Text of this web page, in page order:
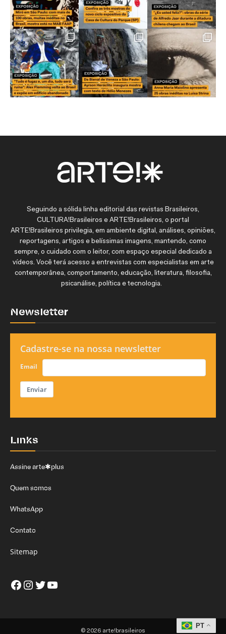
Seguindo a sólida linha editorial das revistas Brasileiros,
CULTURA!Brasileiros e ARTE!Brasileiros, o portal
ARTE!Brasileiros privilegia, em ambiente digital, análises, opiniões,
reportagens, artigos e belíssimas imagens, mantendo, como
sempre, o cuidado com o leitor, com espaço especial dedicado a
vídeos. Você terá acesso a entrevistas com especialistas em arte
contemporânea, comportamento, educação, literatura, filosofia,
psicanálise, política e tecnologia.
Newsletter
Cadastre-se na nossa newsletter
Email
Enviar
Links
Assine arte✱plus
Quem somos
WhatsApp
Contato
Sitemap
Facebook
Instagram
Twitter
Youtube
© 2026 arte!brasileiros
PT